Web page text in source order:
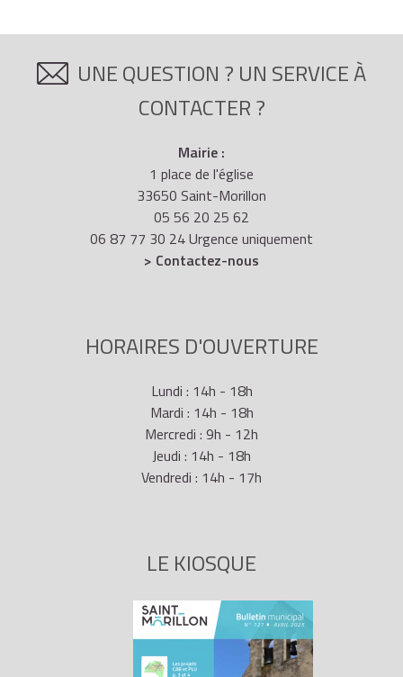
UNE QUESTION ? UN SERVICE À
CONTACTER ?
Mairie :
1 place de l'église
33650 Saint-Morillon
05 56 20 25 62
06 87 77 30 24 Urgence uniquement
> Contactez-nous
HORAIRES D'OUVERTURE
Lundi : 14h - 18h
Mardi : 14h - 18h
Mercredi : 9h - 12h
Jeudi : 14h - 18h
Vendredi : 14h - 17h
LE KIOSQUE